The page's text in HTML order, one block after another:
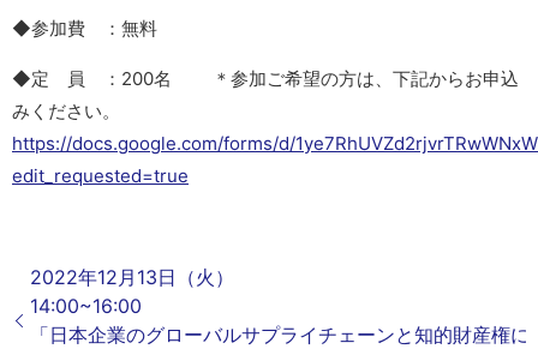
◆参加費 ：無料
◆定 員 ：200名 ＊参加ご希望の方は、下記からお申込
みください。
https://docs.google.com/forms/d/
edit_requested=true
2022年12月13日（火）
「日本企業のグローバルサプライチェーンと知的財産権